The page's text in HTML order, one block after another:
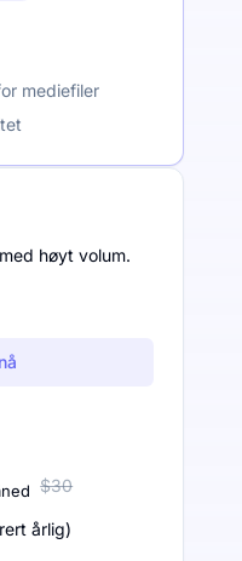
mediefiler
høyt volum.
$30
årlig)